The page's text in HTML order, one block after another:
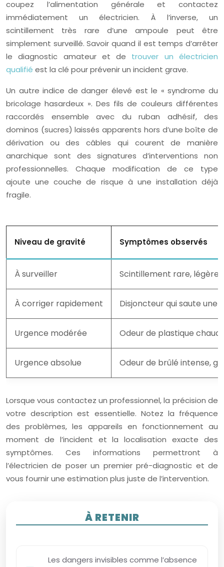
coupez l’alimentation générale et contactez
immédiatement un électricien. À l’inverse, un
scintillement très rare d’une ampoule peut être
simplement surveillé. Savoir quand il est temps d’arrêter
le diagnostic amateur et de trouver un électricien
qualifié est la clé pour prévenir un incident grave.
Un autre indice de danger élevé est le « syndrome du
bricolage hasardeux ». Des fils de couleurs différentes
raccordés ensemble avec du ruban adhésif, des
dominos (sucres) laissés apparents hors d’une boîte de
dérivation ou des câbles qui courent de manière
anarchique sont des signatures d’interventions non
professionnelles. Chaque modification de ce type
ajoute une couche de risque à une installation déjà
fragile.
Niveau de gravité Symptômes observés
À surveiller Scintillement rare, légère
À corriger rapidement Disjoncteur qui saute une
Urgence modérée Odeur de plastique
Urgence absolue Odeur de brûlé intense,
Lorsque vous contactez un professionnel, la précision de
votre description est essentielle. Notez la fréquence
des problèmes, les appareils en fonctionnement au
moment de l’incident et la localisation exacte des
symptômes. Ces informations permettront à
l’électricien de poser un premier pré-diagnostic et de
vous fournir une estimation plus juste de l’intervention.
À RETENIR
Les dangers invisibles comme l’absence